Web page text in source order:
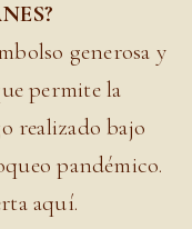
generosa y
permite la
realizado bajo
pandémico.
aquí.